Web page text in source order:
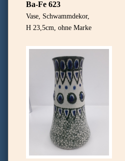
Ba-Fe 623
Vase, Schwammdekor,
H 23,5cm, ohne Marke